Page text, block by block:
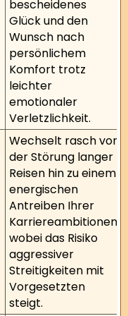
bescheidenes
Glück und den
Wunsch nach
persönlichem
Komfort trotz
leichter
emotionaler
Verletzlichkeit.
Wechselt rasch von
der Störung langer
Reisen hin zu einem
energischen
Antreiben Ihrer
Karriereambitionen,
wobei das Risiko
aggressiver
Streitigkeiten mit
Vorgesetzten
steigt.